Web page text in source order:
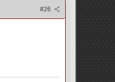
#26